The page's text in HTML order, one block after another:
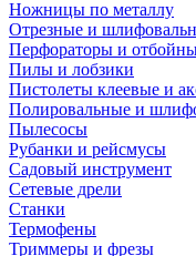
Ножницы по металлу
Отрезные и
Перфораторы и
Пилы и лобзики
Пистолеты клеевые и
Полировальные и
Пылесосы
Рубанки и рейсмусы
Садовый инструмент
Сетевые дрели
Станки
Термофены
Триммеры и фрезы